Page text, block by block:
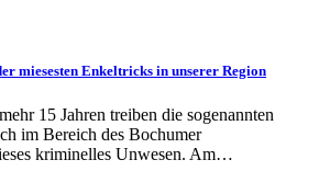
miesesten Enkeltricks in unserer Region
15 Jahren treiben die sogenannten
im Bereich des Bochumer
kriminelles Unwesen. Am…